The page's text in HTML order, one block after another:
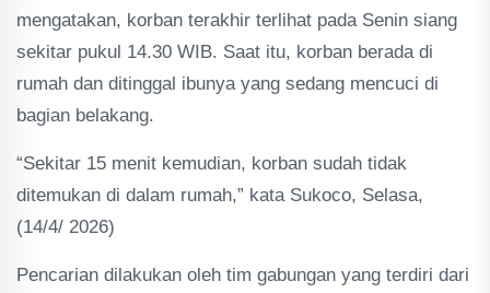
mengatakan, korban terakhir terlihat pada Senin siang
sekitar pukul 14.30 WIB. Saat itu, korban berada di
rumah dan ditinggal ibunya yang sedang mencuci di
bagian belakang.
“Sekitar 15 menit kemudian, korban sudah tidak
ditemukan di dalam rumah,” kata Sukoco, Selasa,
(14/4/ 2026)
Pencarian dilakukan oleh tim gabungan yang terdiri dari